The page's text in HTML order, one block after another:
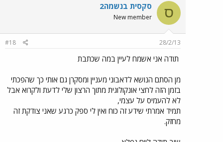
ס סקסית בנשמה2
New member
28/2/13
#18
תודה אני אשמח לעיין במה שכתבת
מן הסתם הנושא לדאבוני מעניין ומסקרן גם אותי כך שהפכתי
בזמן הזה לחצי אונקולוגית מתוך הרצון שלי לדעת ולקרוא אבל
לא להעמיס על עצמי,
תמיד אמרתי שידע זה כוח ואין לי ספק כרגע שאני צודקת זה
מחזק.